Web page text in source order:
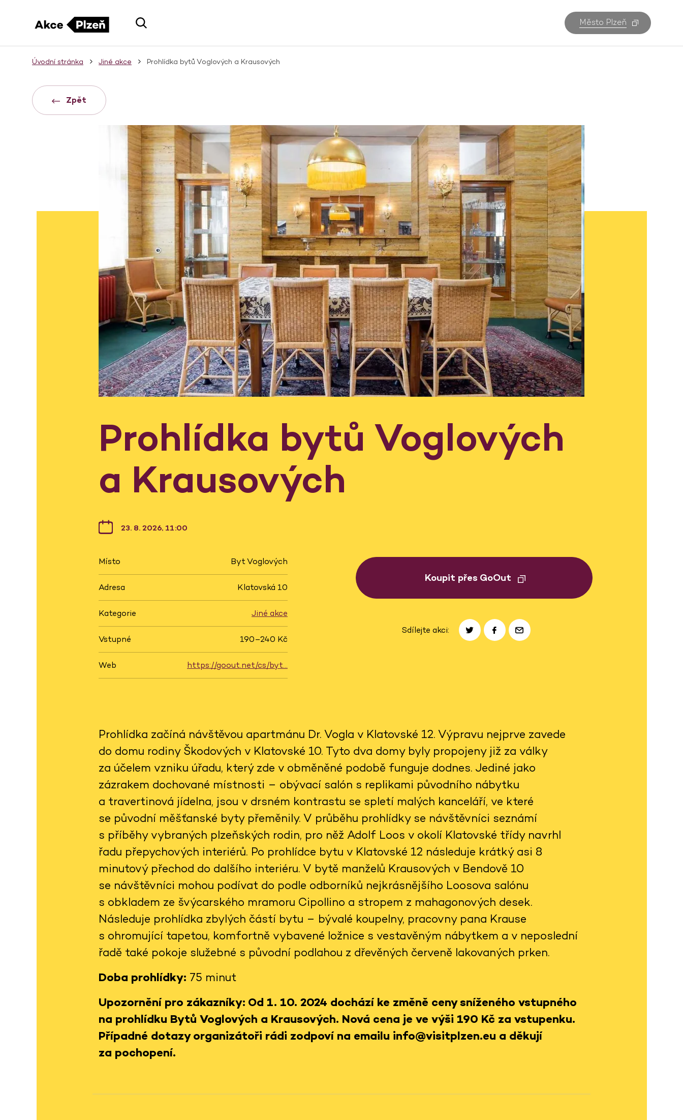
Město Plzeň
Úvodní stránka Jiné akce Prohlídka bytů Voglových a Krausových
Zpět
Prohlídka bytů Voglových
a Krausových
23. 8. 2026, 11:00
Místo Byt Voglových
Adresa Klatovská 10
Kategorie Jiné akce
Vstupné 190–240 Kč
Web https://goout.net/cs/byt…
Koupit přes GoOut
Sdílejte akci:
Prohlídka začíná návštěvou apartmánu Dr. Vogla v Klatovské 12. Výpravu nejprve zavede
do domu rodiny Škodových v Klatovské 10. Tyto dva domy byly propojeny již za války
za účelem vzniku úřadu, který zde v obměněné podobě funguje dodnes. Jediné jako
zázrakem dochované místnosti – obývací salón s replikami původního nábytku
a travertinová jídelna, jsou v drsném kontrastu se spletí malých kanceláří, ve které
se původní měšťanské byty přeměnily. V průběhu prohlídky se návštěvníci seznámí
s příběhy vybraných plzeňských rodin, pro něž Adolf Loos v okolí Klatovské třídy navrhl
řadu přepychových interiérů. Po prohlídce bytu v Klatovské 12 následuje krátký asi 8
minutový přechod do dalšího interiéru. V bytě manželů Krausových v Bendově 10
se návštěvníci mohou podívat do podle odborníků nejkrásnějšího Loosova salónu
s obkladem ze švýcarského mramoru Cipollino a stropem z mahagonových desek.
Následuje prohlídka zbylých částí bytu – bývalé koupelny, pracovny pana Krause
s ohromující tapetou, komfortně vybavené ložnice s vestavěným nábytkem a v neposlední
řadě také pokoje služebné s původní podlahou z dřevěných červeně lakovaných prken.
Doba prohlídky: 75 minut
Upozornění pro zákazníky: Od 1. 10. 2024 dochází ke změně ceny sníženého vstupného
na prohlídku Bytů Voglových a Krausových. Nová cena je ve výši 190 Kč za vstupenku.
Případné dotazy organizátoři rádi zodpoví na emailu info@visitplzen.eu a děkují
za pochopení.